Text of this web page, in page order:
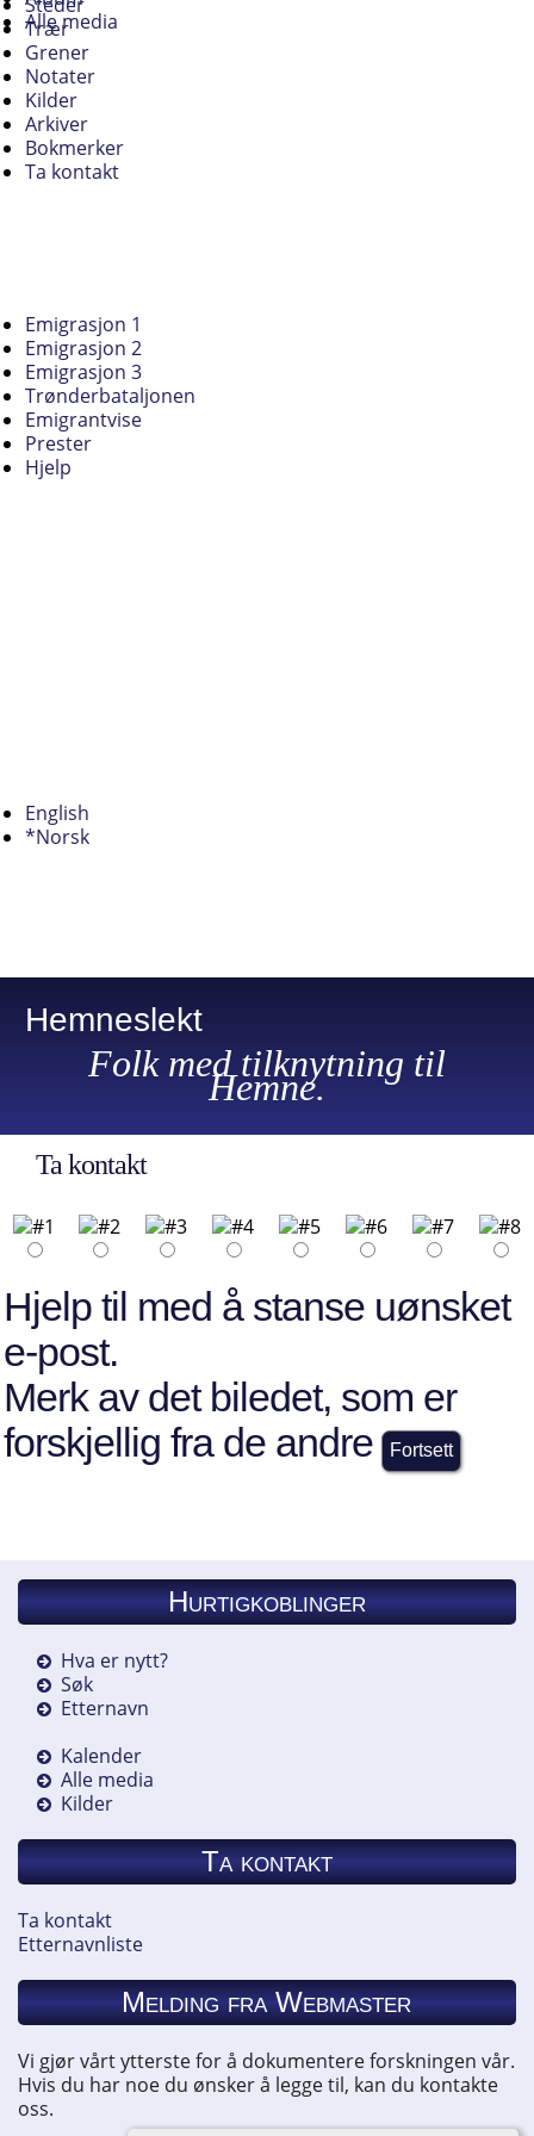
Alle media
Trær
Grener
Notater
Kilder
Arkiver
Bokmerker
Ta kontakt
Emigrasjon 1
Emigrasjon 2
Emigrasjon 3
Trønderbataljonen
Emigrantvise
Prester
Hjelp
English
*Norsk
Hemneslekt
Folk med tilknytning til
Hemne.
Ta kontakt
Hjelp til med å stanse uønsket
e-post.
Merk av det biledet, som er
forskjellig fra de andre
Hurtigkoblinger
Hva er nytt?
Søk
Etternavn
Kalender
Alle media
Kilder
Ta kontakt
Ta kontakt
Etternavnliste
Melding fra Webmaster
Vi gjør vårt ytterste for å dokumentere forskningen vår.
Hvis du har noe du ønsker å legge til, kan du kontakte
oss.